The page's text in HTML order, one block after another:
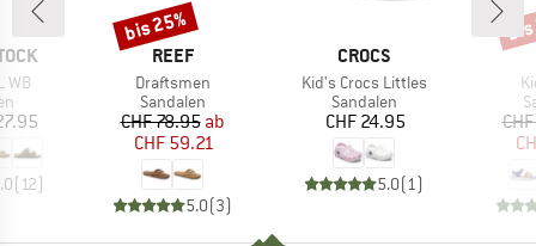
WB
(12)
MARKE
REEF
Artikel
Draftsmen
Produktgruppe
Sandalen
Preis
CHF 78.95reduzierter Preis
ab
CHF 59.21
5.0(3)
Rabatt
bis 25%
MARKE
CROCS
Artikel
Kid's Crocs Littles
Produktgruppe
Sandalen
Preis
CHF 24.95
5.0(1)